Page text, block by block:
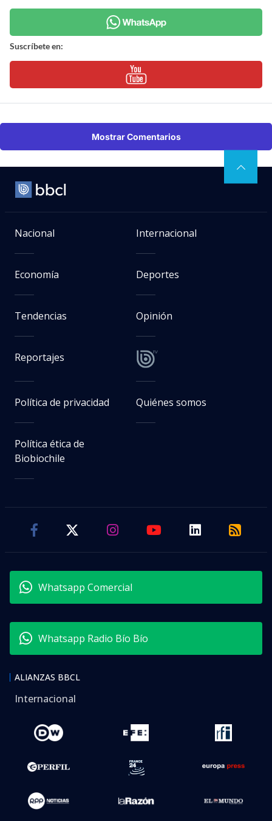
Suscríbete en:
Mostrar Comentarios
Nacional Internacional
Economía Deportes
Tendencias Opinión
Reportajes
Política de privacidad Quiénes somos
Política ética de
Biobiochile
Whatsapp Comercial
Whatsapp Radio Bío Bío
ALIANZAS BBCL
Internacional